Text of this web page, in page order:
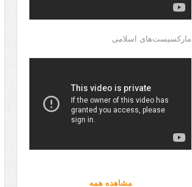
مارکسیست‌های اسلامی
مشاهده همه